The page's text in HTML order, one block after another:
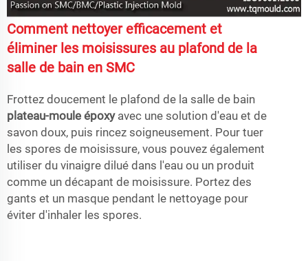
Comment nettoyer efficacement et
éliminer les moisissures au plafond de la
salle de bain en SMC
Frottez doucement le plafond de la salle de bain
plateau-moule époxy avec une solution d'eau et de
savon doux, puis rincez soigneusement. Pour tuer
les spores de moisissure, vous pouvez également
utiliser du vinaigre dilué dans l'eau ou un produit
comme un décapant de moisissure. Portez des
gants et un masque pendant le nettoyage pour
éviter d'inhaler les spores.